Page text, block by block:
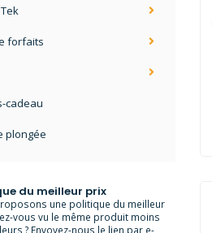
forfaits
cadeau
plongée
du meilleur prix
une politique du meilleur
vous vu le même produit moins
? Envoyez-nous le lien par e-